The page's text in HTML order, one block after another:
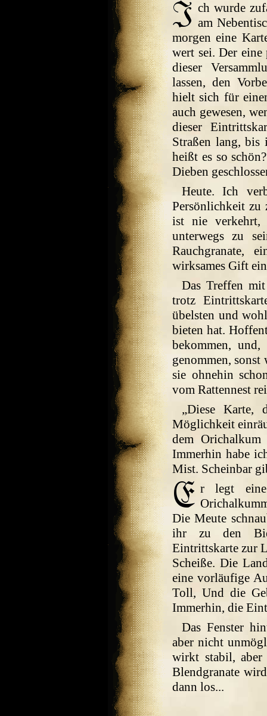
ch wurde
am
morgen eine
wert sei. Der
dieser
lassen, den
hielt sich für
auch gewesen,
dieser
Straßen lang, bis
heißt es so
Dieben
Heute. Ich
Persönlichkeit zu
ist nie
unterwegs zu
Rauchgranate,
wirksames Gift
Das Treffen
trotz
übelsten und
bieten hat.
bekommen,
genommen,
sie ohnehin
vom Rattennest
„Diese
Möglichkeit
dem
Immerhin habe
Mist. Scheinbar
r legt eine
Die Meute
ihr zu den
Eintrittskarte zur
Scheiße. Die
eine vorläufige
Toll, Und die
Immerhin, die
Das Fenster
aber nicht
wirkt stabil, aber
Blendgranate
dann los...